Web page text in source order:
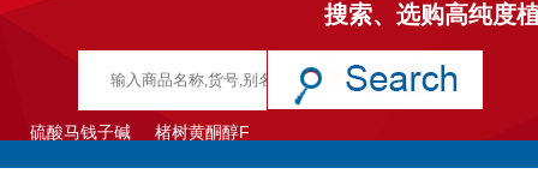
搜索、选购高纯度
硫酸马钱子碱 楮树黄酮醇F